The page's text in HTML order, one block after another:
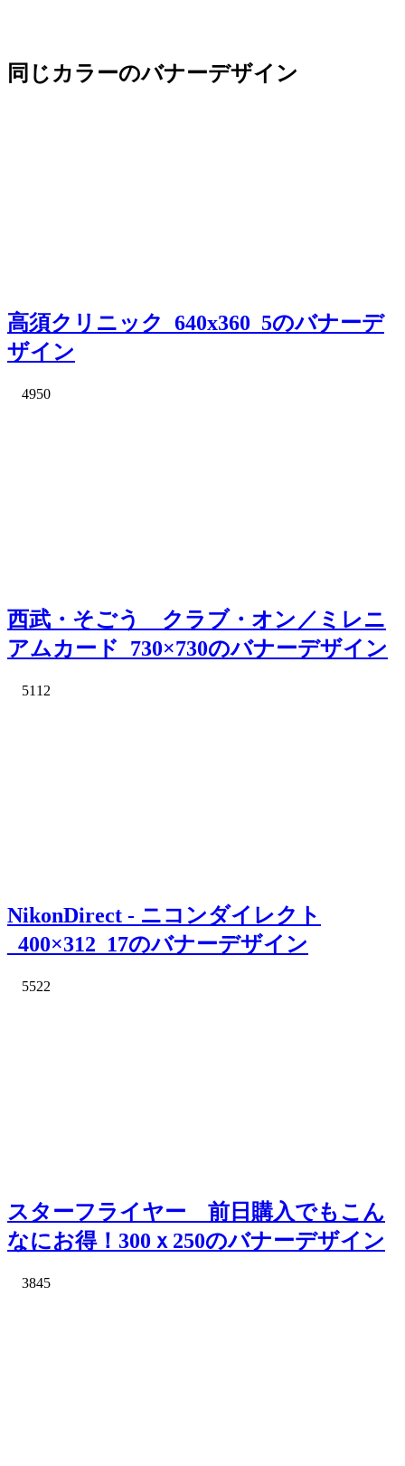
同じカラーのバナーデザイン
高須クリニック_640x360_5のバナーデ
ザイン
4950
西武・そごう クラブ・オン／ミレニ
アムカード_730×730のバナーデザイン
5112
NikonDirect - ニコンダイレクト
_400×312_17のバナーデザイン
5522
スターフライヤー 前日購入でもこん
なにお得！300ｘ250のバナーデザイン
3845